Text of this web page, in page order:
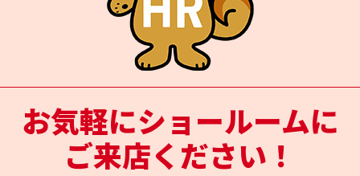
お気軽にショールームに
ご来店ください！